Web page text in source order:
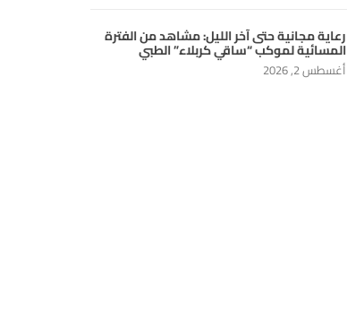
رعاية مجانية حتى آخر الليل: مشاهد من الفترة
المسائية لموكب “ساقي كربلاء” الطبي
أغسطس 2, 2026